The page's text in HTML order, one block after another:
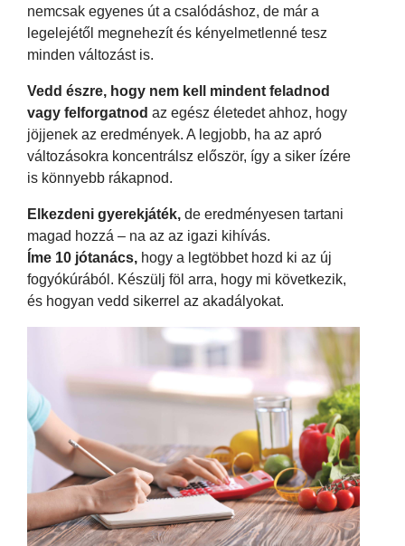
nemcsak egyenes út a csalódáshoz, de már a
legelejétől megnehezít és kényelmetlenné tesz
minden változást is.
Vedd észre, hogy nem kell mindent feladnod
vagy felforgatnod az egész életedet ahhoz, hogy
jöjjenek az eredmények. A legjobb, ha az apró
változásokra koncentrálsz először, így a siker ízére
is könnyebb rákapnod.
Elkezdeni gyerekjáték, de eredményesen tartani
magad hozzá – na az az igazi kihívás.
Íme 10 jótanács, hogy a legtöbbet hozd ki az új
fogyókúrából. Készülj föl arra, hogy mi következik,
és hogyan vedd sikerrel az akadályokat.